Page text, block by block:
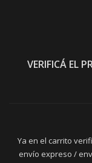
VERIFICÁ EL
Ya en el carrito
envío expreso /